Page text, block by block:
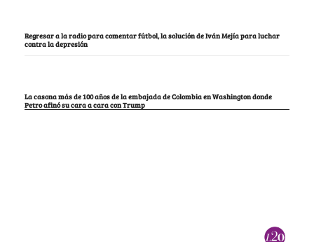
Regresar a la radio para comentar fútbol, la solución de Iván Mejía para luchar
contra la depresión
La casona más de 100 años de la embajada de Colombia en Washington donde
Petro afinó su cara a cara con Trump